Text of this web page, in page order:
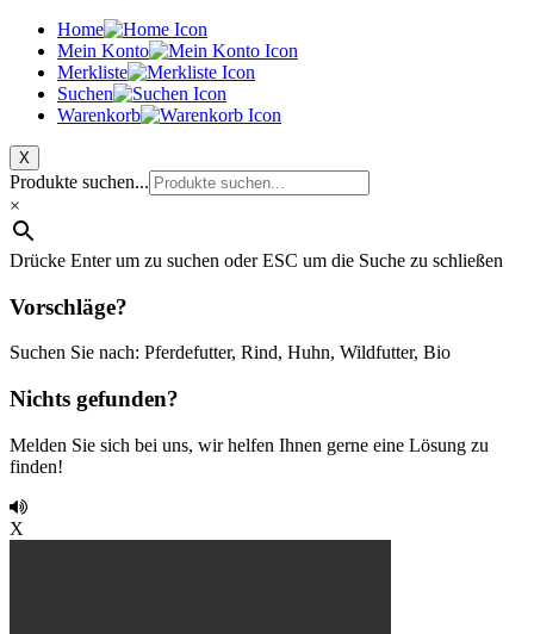
Home
Mein Konto
Merkliste
Suchen
Warenkorb
X
Produkte suchen...
×
Drücke Enter um zu suchen oder ESC um die Suche zu schließen
Vorschläge?
Suchen Sie nach: Pferdefutter, Rind, Huhn, Wildfutter, Bio
Nichts gefunden?
Melden Sie sich bei uns, wir helfen Ihnen gerne eine Lösung zu
finden!
X